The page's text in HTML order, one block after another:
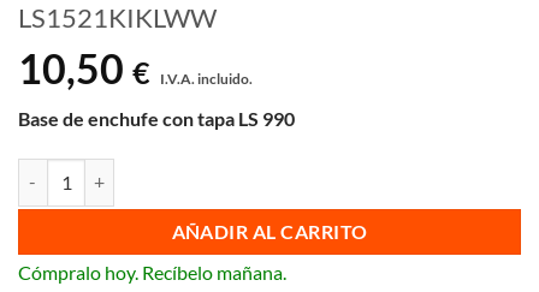
LS1521KIKLWW
10,50 € I.V.A. incluido.
Base de enchufe con tapa LS 990
AÑADIR AL CARRITO
Cómpralo hoy. Recíbelo mañana.